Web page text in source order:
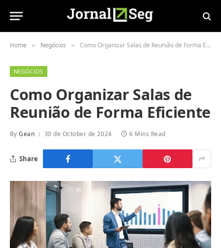
Home » Negócios » Como Organizar Salas de Reunião de Forma Eficiente
NEGÓCIOS
Como Organizar Salas de
Reunião de Forma Eficiente
By Gean 30 de October de 2024 6 Mins Read
Share